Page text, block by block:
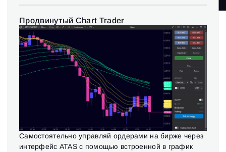
ИНДИКАТОРЫ(11)
БИРЖИ И ПОДКЛЮЧЕНИЯ
ИНТЕРФЕЙС ДЛЯ ТОРГОВЛИ (9)
АНАЛИЗ ЛИКВИДНОСТИ(3)
Продвинутый Chart Trader
Самостоятельно управляй ордерами на бирже через
интерфейс ATAS с помощью встроенной в график